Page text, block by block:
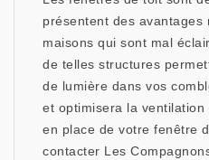
présentent des avantages
maisons qui sont mal
de telles structures
de lumière dans vos
et optimisera la
en place de votre fenêtre
contacter Les